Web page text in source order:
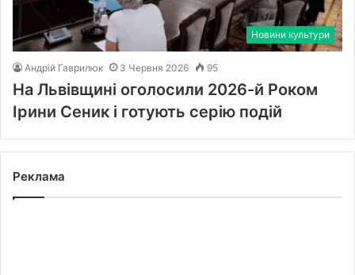
Новини культури
Андрій Гаврилюк 3 Червня 2026 95
На Львівщині оголосили 2026-й Роком
Ірини Сеник і готують серію подій
Реклама